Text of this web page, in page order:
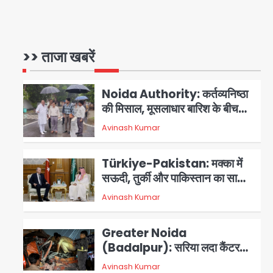
>> ताजा खबरें
1
24 घंटे ऑनलाइन डॉक्टर परामर्श
2
Noida Authority: कर्तव्यनिष्ठा
की मिसाल, मूसलाधार बारिश के बीच
नोएडा प्राधिकरण ने संभाला मोर्चा,
सेक्टर 105 आरडब्ल्यूए ने जताया
Avinash Kumar
3
Türkiye-Pakistan: मक्का में
सऊदी, तुर्की और पाकिस्तान का साझा
रक्षा समझौता, जानें इसके मायने
Avinash Kumar
4
Greater Noida
(Badalpur): सरिया लदा कैंटर
अनियंत्रित होकर घुसा किराना दुकान
Avinash Kumar